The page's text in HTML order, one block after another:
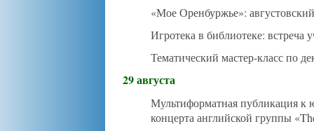
«Мое Оренбуржье»:
Игротека в библиотеке: встреча
Тематический мастер-класс по
29 августа
Мультиформатная публикация к
концерта английской группы